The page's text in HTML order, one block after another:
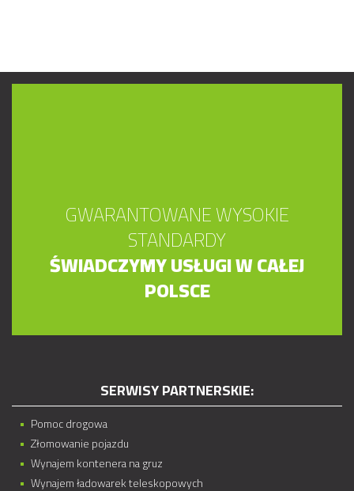
GWARANTOWANE WYSOKIE
STANDARDY
ŚWIADCZYMY USŁUGI W CAŁEJ
POLSCE
SERWISY PARTNERSKIE:
Pomoc drogowa
Złomowanie pojazdu
Wynajem kontenera na gruz
Wynajem ładowarek teleskopowych